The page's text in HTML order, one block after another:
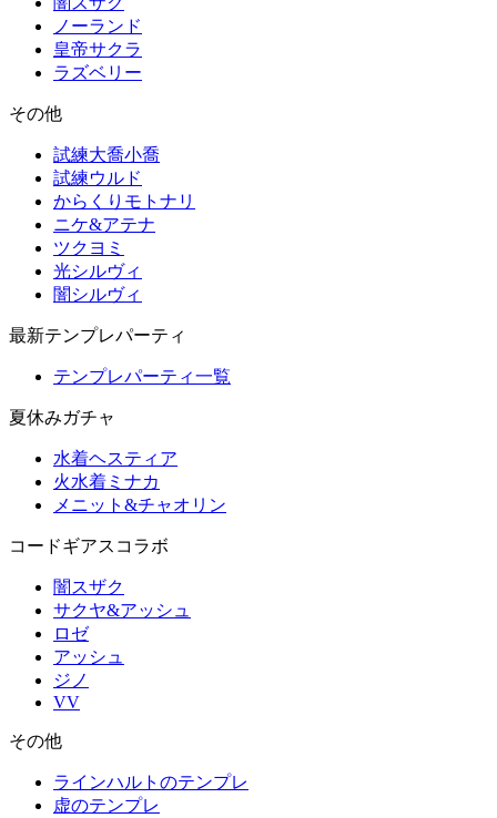
ノーランド
皇帝サクラ
ラズベリー
その他
試練大喬小喬
試練ウルド
からくりモトナリ
ニケ&アテナ
ツクヨミ
光シルヴィ
闇シルヴィ
最新テンプレパーティ
テンプレパーティ一覧
夏休みガチャ
水着ヘスティア
火水着ミナカ
メニット&チャオリン
コードギアスコラボ
闇スザク
サクヤ&アッシュ
ロゼ
アッシュ
ジノ
VV
その他
ラインハルトのテンプレ
虚のテンプレ